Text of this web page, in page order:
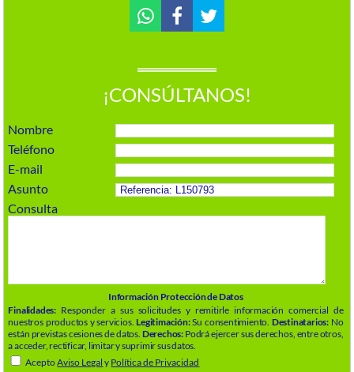
¡CONSÚLTANOS!
Nombre
Teléfono
E-mail
Asunto
Consulta
Información Protección de Datos
Finalidades: Responder a sus solicitudes y remitirle información comercial de
nuestros productos y servicios.Legitimación:Su consentimiento. Destinatarios:No
están previstas cesiones de datos. Derechos: Podrá ejercer sus derechos, entre otros,
a acceder, rectificar, limitar y suprimir sus datos.
AceptoAviso Legal y Política de Privacidad